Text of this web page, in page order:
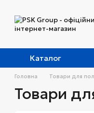
Каталог
Головна Товари для
Товари